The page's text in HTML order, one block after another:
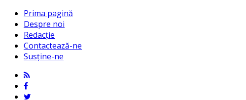
Prima pagină
Despre noi
Redacție
Contactează-ne
Susține-ne